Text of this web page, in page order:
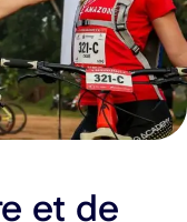
et de